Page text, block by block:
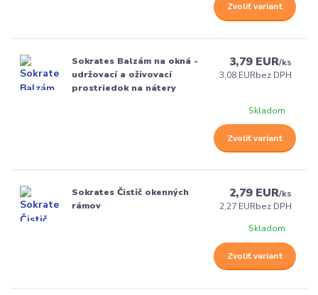
Zvoliť variant
Sokrates Balzám na okná -
udržovací a oživovací
prostriedok na nátery
3,79 EUR/ks
3,08 EURbez DPH
Skladom
Zvoliť variant
Sokrates Čistič okenných
rámov
2,79 EUR/ks
2,27 EURbez DPH
Skladom
Zvoliť variant